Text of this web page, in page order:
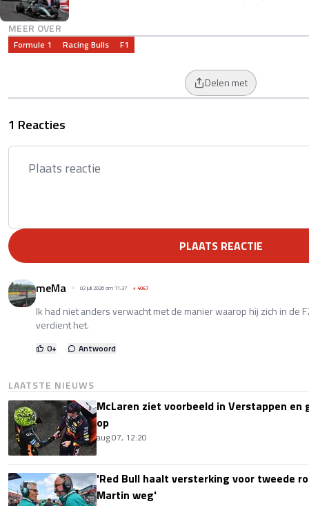
MEER OVER
Formule 1 Racing Bulls F1
Delen met
1 Reacties
PLAATS REACTIE
meMa 02 juli 2026 om 11:37 +4067
Ik had niet anders verwacht met de manier waarop hij zich in de
verdient het.
0+ Antwoord
LAATSTE NIEUWS
McLaren ziet voorbeeld in Verstappen
op
aug 07, 12:20
'Red Bull haalt versterking voor tweede
Martin weg'